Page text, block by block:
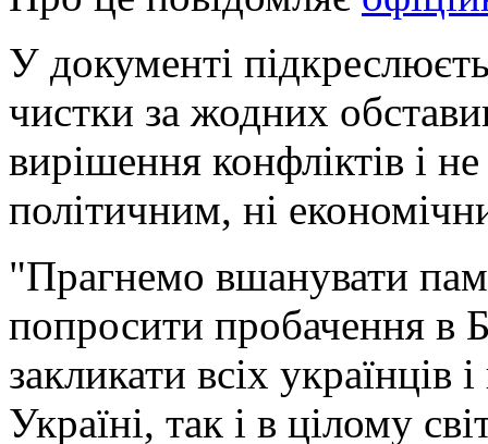
У документі
чистки за жодних
вирішення конфліктів і
політичним, ні
"Прагнемо вшанувати
попросити пробачення в
закликати всіх українців
Україні, так і в цілому